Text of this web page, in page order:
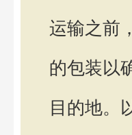
运输之前
的包装以
目的地。